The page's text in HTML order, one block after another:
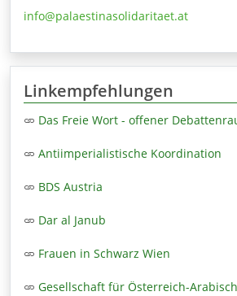
info@palaestinasolidaritaet.at
Linkempfehlungen
Das Freie Wort - offener
Antiimperialistische Koordination
BDS Austria
Dar al Janub
Frauen in Schwarz Wien
Gesellschaft für Österreich-